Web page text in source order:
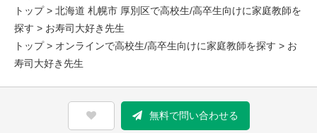
トップ> 北海道 札幌市 厚別区で高校生/高卒生向けに家庭教師を
探す > お寿司大好き先生
トップ> オンラインで高校生/高卒生向けに家庭教師を探す > お
寿司大好き先生
無料で問い合わせる